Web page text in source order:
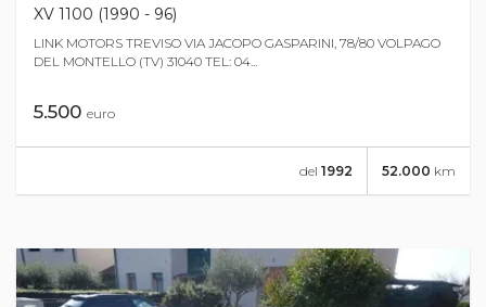
XV 1100 (1990 - 96)
LINK MOTORS TREVISO VIA JACOPO GASPARINI, 78/80 VOLPAGO
DEL MONTELLO (TV) 31040 TEL: 04...
5.500 euro
52.000 km
del 1992